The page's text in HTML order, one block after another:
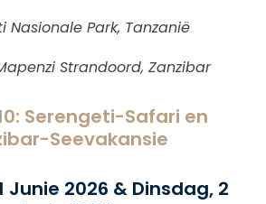
Nasionale Park, Tanzanië
Strandoord, Zanzibar
Serengeti-Safari en
Seevakansie
Junie 2026 & Dinsdag, 2